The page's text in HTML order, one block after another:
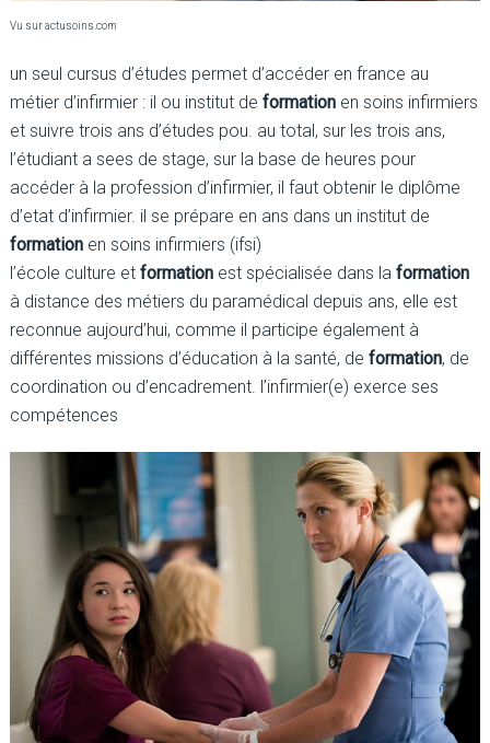
Vu sur actusoins.com
un seul cursus d’études permet d’accéder en france au
métier d’infirmier : il ou institut de formationen soins infirmiers
et suivre trois ans d’études pou. au total, sur les trois ans,
l’étudiant a sees de stage, sur la base de heures pour
accéder à la profession d’infirmier, il faut obtenir le diplôme
d’etat d’infirmier. il se prépare en ans dans un institut de
formationen soins infirmiers (ifsi)
l’école culture et formationest spécialisée dans la formation
à distance des métiers du paramédical depuis ans, elle est
reconnue aujourd’hui, comme il participe également à
différentes missions d’éducation à la santé, de formation, de
coordination ou d’encadrement. l’infirmier(e) exerce ses
compétences